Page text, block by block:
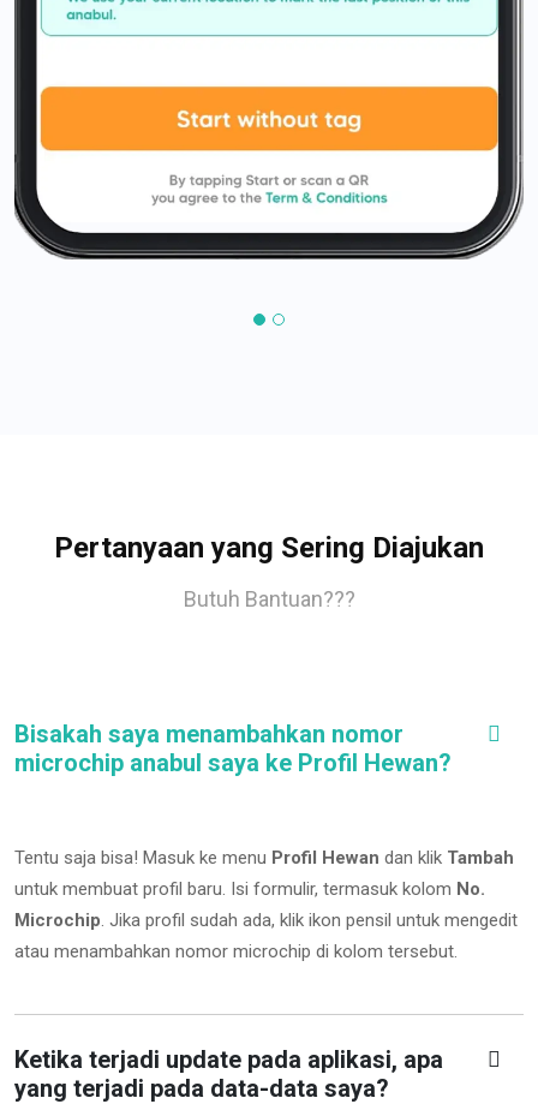
Pertanyaan yang Sering Diajukan
Butuh Bantuan???
Bisakah saya menambahkan nomor
microchip anabul saya ke Profil Hewan?
Tentu saja bisa! Masuk ke menu Profil Hewan dan klik Tambah
untuk membuat profil baru. Isi formulir, termasuk kolom No.
Microchip. Jika profil sudah ada, klik ikon pensil untuk mengedit
atau menambahkan nomor microchip di kolom tersebut.
Ketika terjadi update pada aplikasi, apa
yang terjadi pada data-data saya?